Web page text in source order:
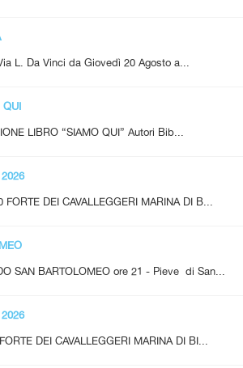
L. Da Vinci da Giovedì 20 Agosto a...
QUI
LIBRO “SIAMO QUI” Autori Bib...
DEI CAVALLEGGERI MARINA DI B...
SAN BARTOLOMEO ore 21 - Pieve di San...
DEI CAVALLEGGERI MARINA DI BI...